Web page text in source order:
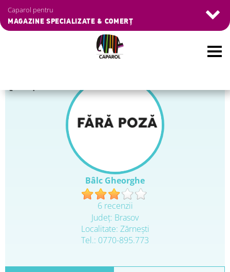
to
Caparol pentru
MAGAZINE SPECIALIZATE & COMERȚ
Bâlc Gheorghe
6 recenzii
Judeţ: Brasov
Localitate: Zărnești
Tel.: 0770-895.773